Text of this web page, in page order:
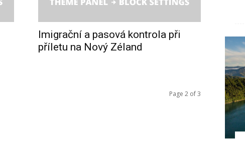
Imigrační a pasová kontrola při
příletu na Nový Zéland
Page 2 of 3